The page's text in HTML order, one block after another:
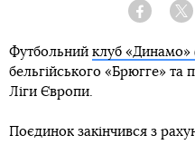
Facebook
Футбольний клуб «Динамо»
бельгійського «Брюгге»
Ліги Європи.
Поєдинок закінчився з